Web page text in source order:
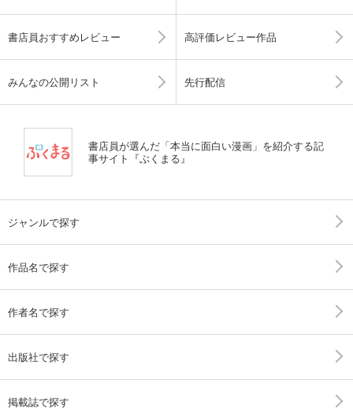
書店員おすすめレビュー 高評価レビュー作品
みんなの公開リスト 先行配信
書店員が選んだ「本当に面白い漫画」を紹介する記
事サイト『ぶくまる』
ジャンルで探す
作品名で探す
作者名で探す
出版社で探す
掲載誌で探す